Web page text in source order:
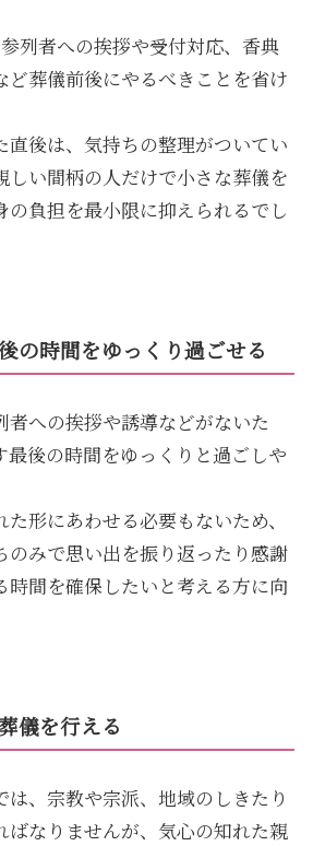
列者への挨拶や受付対応、香典
ど葬儀前後にやるべきことを省け
直後は、気持ちの整理がついてい
しい間柄の人だけで小さな葬儀を
の負担を最小限に抑えられるでし
の時間をゆっくり過ごせる
者への挨拶や誘導などがないた
最後の時間をゆっくりと過ごしや
形にあわせる必要もないため、
のみで思い出を振り返ったり感謝
時間を確保したいと考える方に向
儀を行える
、宗教や宗派、地域のしきたり
ばなりませんが、気心の知れた親